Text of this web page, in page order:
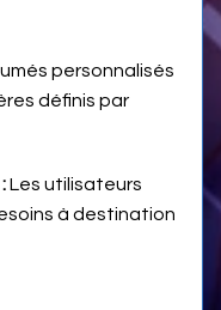
personnalisés
définis par
Les utilisateurs
à destination